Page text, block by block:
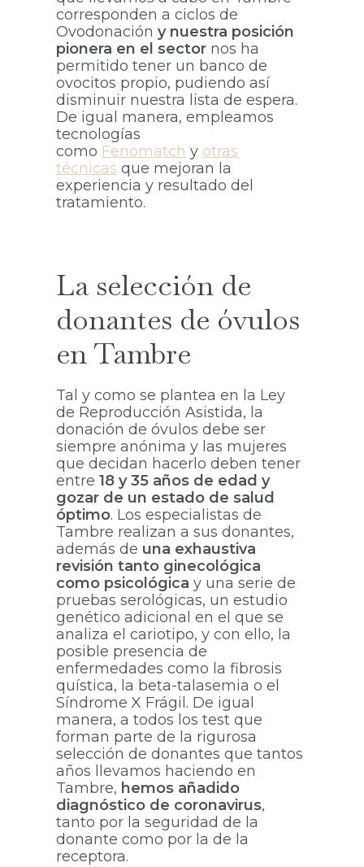
corresponden a ciclos de
Ovodonación y nuestra posición
pionera en el sector nos ha
permitido tener un banco de
ovocitos propio, pudiendo así
disminuir nuestra lista de espera.
De igual manera, empleamos
tecnologías
como Fenomatch y otras
técnicas que mejoran la
experiencia y resultado del
tratamiento.
La selección de
donantes de óvulos
en Tambre
Tal y como se plantea en la Ley
de Reproducción Asistida, la
donación de óvulos debe ser
siempre anónima y las mujeres
que decidan hacerlo deben tener
entre 18 y 35 años de edad y
gozar de un estado de salud
óptimo. Los especialistas de
Tambre realizan a sus donantes,
además de una exhaustiva
revisión tanto ginecológica
como psicológica y una serie de
pruebas serológicas, un estudio
genético adicional en el que se
analiza el cariotipo, y con ello, la
posible presencia de
enfermedades como la fibrosis
quística, la beta-talasemia o el
Síndrome X Frágil. De igual
manera, a todos los test que
forman parte de la rigurosa
selección de donantes que tantos
años llevamos haciendo en
Tambre, hemos añadido
diagnóstico de coronavirus,
tanto por la seguridad de la
donante como por la de la
receptora.